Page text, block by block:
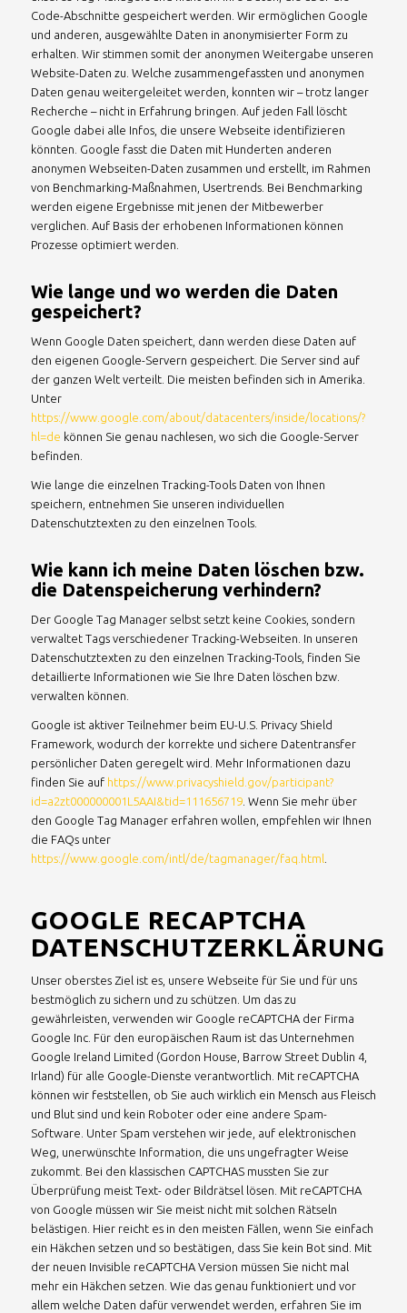
Code-Abschnitte gespeichert werden. Wir ermöglichen Google
und anderen, ausgewählte Daten in anonymisierter Form zu
erhalten. Wir stimmen somit der anonymen Weitergabe unseren
Website-Daten zu. Welche zusammengefassten und anonymen
Daten genau weitergeleitet werden, konnten wir – trotz langer
Recherche – nicht in Erfahrung bringen. Auf jeden Fall löscht
Google dabei alle Infos, die unsere Webseite identifizieren
könnten. Google fasst die Daten mit Hunderten anderen
anonymen Webseiten-Daten zusammen und erstellt, im Rahmen
von Benchmarking-Maßnahmen, Usertrends. Bei Benchmarking
werden eigene Ergebnisse mit jenen der Mitbewerber
verglichen. Auf Basis der erhobenen Informationen können
Prozesse optimiert werden.
Wie lange und wo werden die Daten
gespeichert?
Wenn Google Daten speichert, dann werden diese Daten auf
den eigenen Google-Servern gespeichert. Die Server sind auf
der ganzen Welt verteilt. Die meisten befinden sich in Amerika.
Unter
https://www.google.com/about/datacenters/inside/locations/?
hl=de können Sie genau nachlesen, wo sich die Google-Server
befinden.
Wie lange die einzelnen Tracking-Tools Daten von Ihnen
speichern, entnehmen Sie unseren individuellen
Datenschutztexten zu den einzelnen Tools.
Wie kann ich meine Daten löschen bzw.
die Datenspeicherung verhindern?
Der Google Tag Manager selbst setzt keine Cookies, sondern
verwaltet Tags verschiedener Tracking-Webseiten. In unseren
Datenschutztexten zu den einzelnen Tracking-Tools, finden Sie
detaillierte Informationen wie Sie Ihre Daten löschen bzw.
verwalten können.
Google ist aktiver Teilnehmer beim EU-U.S. Privacy Shield
Framework, wodurch der korrekte und sichere Datentransfer
persönlicher Daten geregelt wird. Mehr Informationen dazu
finden Sie auf https://www.privacyshield.gov/participant?
id=a2zt000000001L5AAI&tid=111656719. Wenn Sie mehr über
den Google Tag Manager erfahren wollen, empfehlen wir Ihnen
die FAQs unter
https://www.google.com/intl/de/tagmanager/faq.html
GOOGLE RECAPTCHA
DATENSCHUTZERKLÄRUNG
Unser oberstes Ziel ist es, unsere Webseite für Sie und für uns
bestmöglich zu sichern und zu schützen. Um das zu
gewährleisten, verwenden wir Google reCAPTCHA der Firma
Google Inc. Für den europäischen Raum ist das Unternehmen
Google Ireland Limited (Gordon House, Barrow Street Dublin 4,
Irland) für alle Google-Dienste verantwortlich. Mit reCAPTCHA
können wir feststellen, ob Sie auch wirklich ein Mensch aus Fleisch
und Blut sind und kein Roboter oder eine andere Spam-
Software. Unter Spam verstehen wir jede, auf elektronischen
Weg, unerwünschte Information, die uns ungefragter Weise
zukommt. Bei den klassischen CAPTCHAS mussten Sie zur
Überprüfung meist Text- oder Bildrätsel lösen. Mit reCAPTCHA
von Google müssen wir Sie meist nicht mit solchen Rätseln
belästigen. Hier reicht es in den meisten Fällen, wenn Sie einfach
ein Häkchen setzen und so bestätigen, dass Sie kein Bot sind. Mit
der neuen Invisible reCAPTCHA Version müssen Sie nicht mal
mehr ein Häkchen setzen. Wie das genau funktioniert und vor
allem welche Daten dafür verwendet werden, erfahren Sie im